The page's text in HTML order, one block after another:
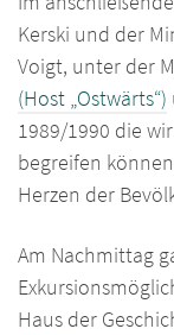
Kerski und der
Voigt, unter der
(Host „Ostwärts“)
1989/1990 die
begreifen
Herzen der
Am Nachmittag
Haus der